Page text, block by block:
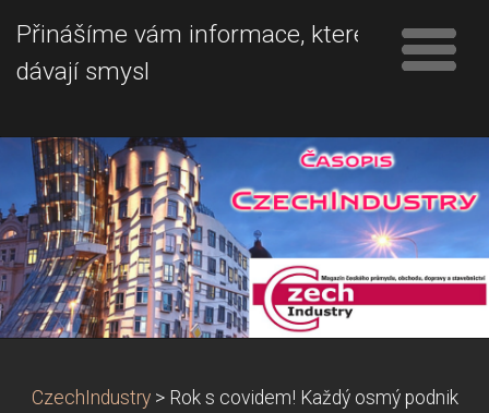
Přinášíme vám informace, které
dávají smysl
CzechIndustry > Rok s covidem! Každý osmý podnik